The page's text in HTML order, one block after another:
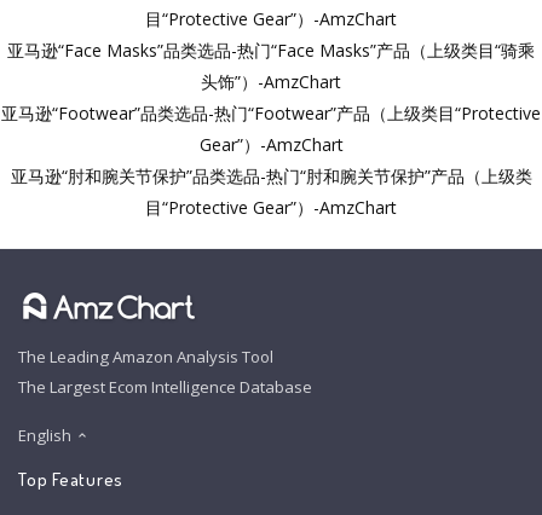
目“Protective Gear”）-AmzChart
亚马逊“Face Masks”品类选品-热门“Face Masks”产品（上级类目“骑乘
头饰”）-AmzChart
亚马逊“Footwear”品类选品-热门“Footwear”产品（上级类目“Protective
Gear”）-AmzChart
亚马逊“肘和腕关节保护”品类选品-热门“肘和腕关节保护”产品（上级类
目“Protective Gear”）-AmzChart
The Leading Amazon Analysis Tool
The Largest Ecom Intelligence Database
English
Top Features